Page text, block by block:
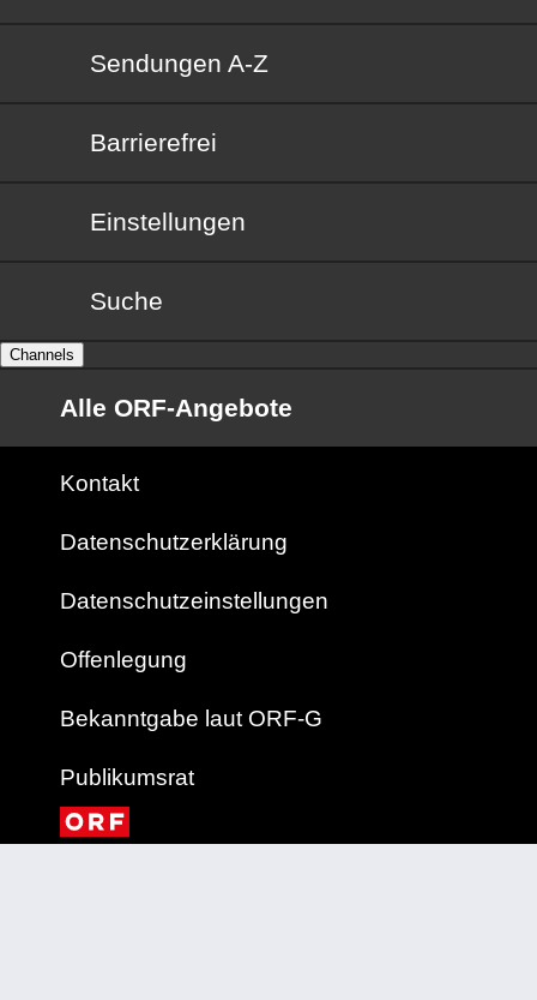
Sendungen von A bis Z
Sendungen A-Z
Barrierefrei
Barrierefrei
Einstellungen
Suche
Channels
Alle ORF-Angebote
Kontakt
Datenschutzerklärung
Datenschutzeinstellungen
Offenlegung
Bekanntgabe laut ORF-G
Publikumsrat